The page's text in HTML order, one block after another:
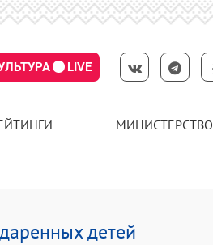
LIVE
МИНИСТЕРСТВО
детей